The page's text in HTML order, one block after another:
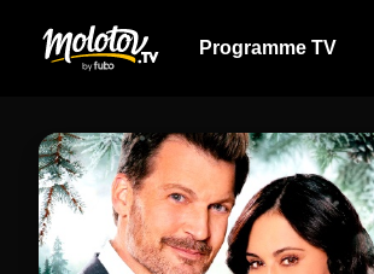
Programme TV